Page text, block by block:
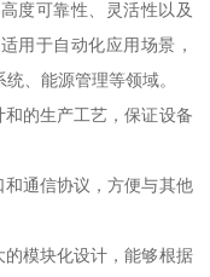
度可靠性、灵活性以及
用于自动化应用场景，
、能源管理等领域。
的生产工艺，保证设备
和通信协议，方便与其他
模块化设计，能够根据